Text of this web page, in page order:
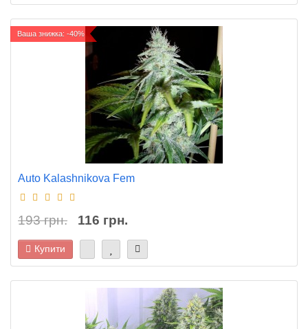
Ваша знижка: -40%
Auto Kalashnikova Fem
193 грн. 116 грн.
Купити